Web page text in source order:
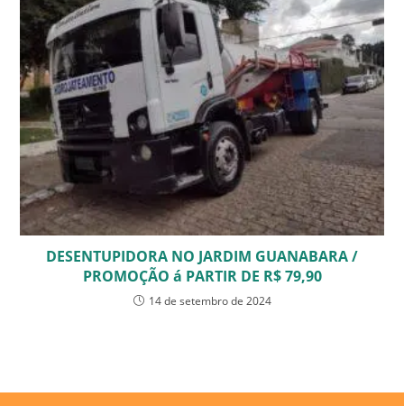
DESENTUPIDORA NO JARDIM GUANABARA /
PROMOÇÃO á PARTIR DE R$ 79,90
14 de setembro de 2024